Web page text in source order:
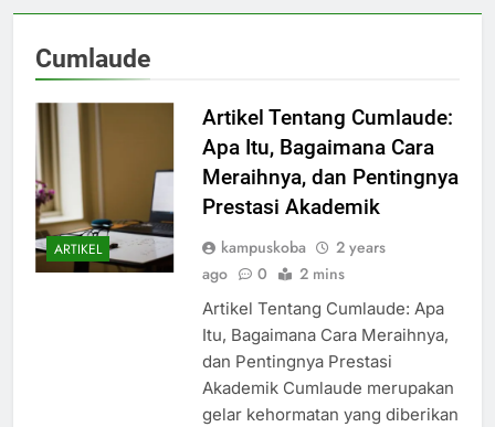
Cumlaude
ARTIKEL
Artikel Tentang Cumlaude:
Apa Itu, Bagaimana Cara
Meraihnya, dan Pentingnya
Prestasi Akademik
kampuskoba
2 years
ago
0 2 mins
Artikel Tentang Cumlaude: Apa
Itu, Bagaimana Cara Meraihnya,
dan Pentingnya Prestasi
Akademik Cumlaude merupakan
gelar kehormatan yang diberikan